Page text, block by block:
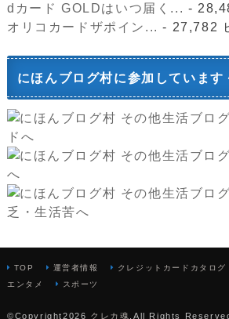
dカード GOLDはいつ届く... -
オリコカードザポイン... - 27,782
にほんブログ村に参加しています
TOP 運営者情報 クレジットカードカタログ
エンタメ
スポーツ
©Copyright2026 クレカ魂 .All Rights